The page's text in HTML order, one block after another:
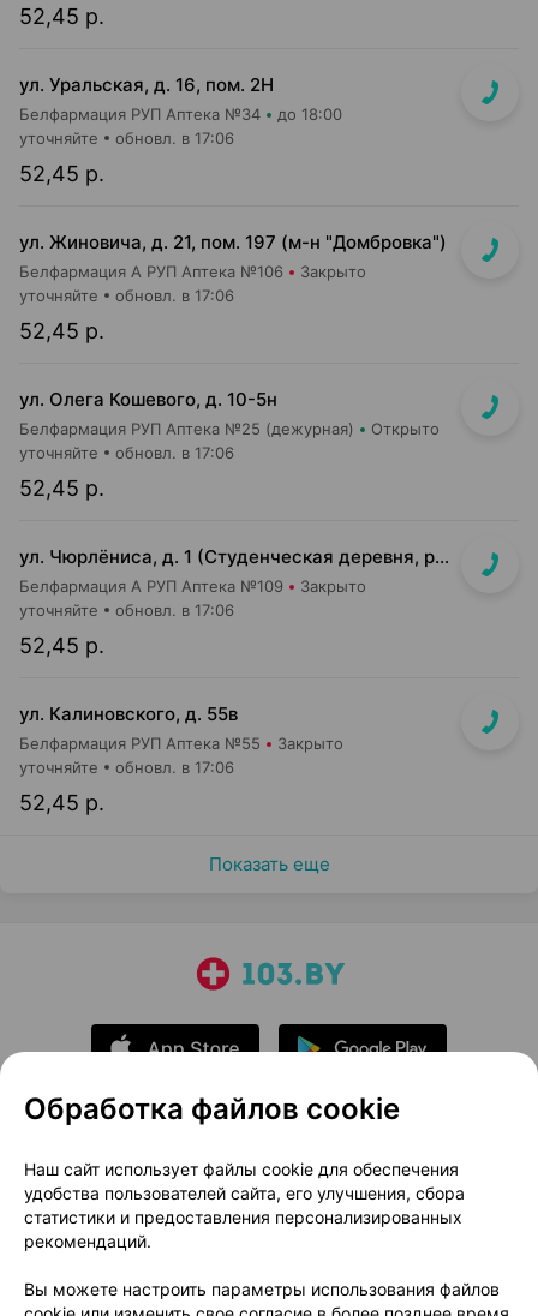
52,45 р.
ул. Уральская, д. 16, пом. 2Н
Белфармация РУП Аптека №34 до 18:00
52,45 р.
уточняйте обновл. в 17:06
ул. Жиновича, д. 21, пом. 197 (м-н "Домбровка")
Белфармация А РУП Аптека №106 Закрыто
52,45 р.
уточняйте обновл. в 17:06
ул. Олега Кошевого, д. 10-5н
Белфармация РУП Аптека №25 (дежурная) Открыто
52,45 р.
уточняйте обновл. в 17:06
ул. Чюрлёниса, д. 1 (Студенческая деревня, рядом с г-том "Алми").
Белфармация А РУП Аптека №109 Закрыто
52,45 р.
уточняйте обновл. в 17:06
ул. Калиновского, д. 55в
Белфармация РУП Аптека №55 Закрыто
52,45 р.
уточняйте обновл. в 17:06
Показать еще
О проекте
Новости проекта
Размещение рекламы
Медицинский маркетинг
Публичный договор
Доставка
Способы оплаты
Вакансии Партнеры
Обработка файлов cookie
Наш сайт использует файлы cookie для обеспечения
удобства пользователей сайта, его улучшения, сбора
статистики и предоставления персонализированных
рекомендаций.
Вы можете настроить параметры использования файлов